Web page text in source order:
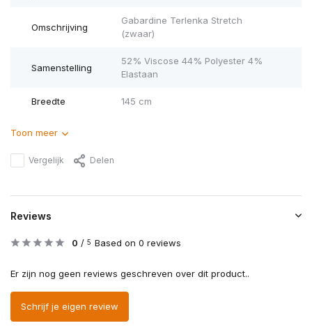
Omschrijving
Gabardine Terlenka Stretch
(zwaar)
Samenstelling
52% Viscose 44% Polyester 4%
Elastaan
Breedte 145 cm
Toon meer
Vergelijk Delen
Reviews
0 / 5 Based on 0 reviews
Er zijn nog geen reviews geschreven over dit product..
Schrijf je eigen review